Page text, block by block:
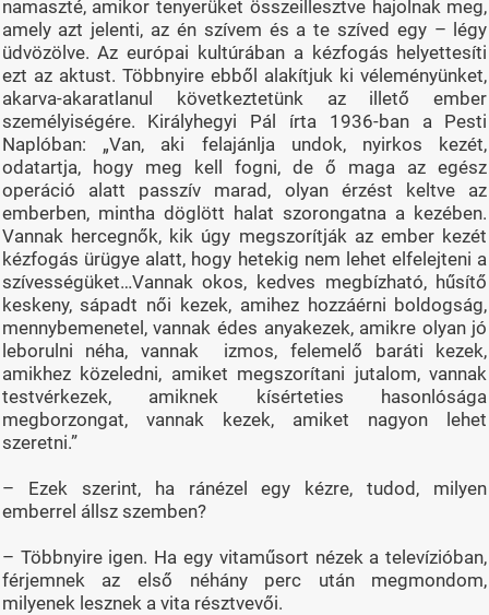
namaszté, amikor tenyerüket összeillesztve hajolnak meg,
amely azt jelenti, az én szívem és a te szíved egy – légy
üdvözölve. Az európai kultúrában a kézfogás helyettesíti
ezt az aktust. Többnyire ebből alakítjuk ki véleményünket,
akarva-akaratlanul következtetünk az illető ember
személyiségére. Királyhegyi Pál írta 1936-ban a Pesti
Naplóban: „Van, aki felajánlja undok, nyirkos kezét,
odatartja, hogy meg kell fogni, de ő maga az egész
operáció alatt passzív marad, olyan érzést keltve az
emberben, mintha döglött halat szorongatna a kezében.
Vannak hercegnők, kik úgy megszorítják az ember kezét
kézfogás ürügye alatt, hogy hetekig nem lehet elfelejteni a
szívességüket…Vannak okos, kedves megbízható, hűsítő
keskeny, sápadt női kezek, amihez hozzáérni boldogság,
mennybemenetel, vannak édes anyakezek, amikre olyan jó
leborulni néha, vannak izmos, felemelő baráti kezek,
amikhez közeledni, amiket megszorítani jutalom, vannak
testvérkezek, amiknek kísérteties hasonlósága
megborzongat, vannak kezek, amiket nagyon lehet
szeretni.”
– Ezek szerint, ha ránézel egy kézre, tudod, milyen
emberrel állsz szemben?
– Többnyire igen. Ha egy vitaműsort nézek a televízióban,
férjemnek az első néhány perc után megmondom,
milyenek lesznek a vita résztvevői.